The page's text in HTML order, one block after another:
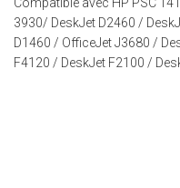
3930/ DeskJet D2460 /
D1460 / OfficeJet J3680 /
F4120 / DeskJet F2100 /